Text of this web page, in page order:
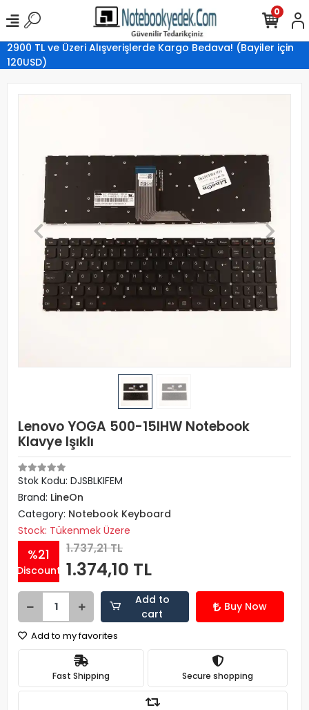
2900 TL ve Üzeri Alışverişlerde Kargo Bedava! (Bayiler için
120USD)
0
Lenovo YOGA 500-15IHW Notebook
Klavye Işıklı
Stok Kodu: DJSBLKIFEM
Brand: LineOn
Category: Notebook Keyboard
Stock: Tükenmek Üzere
%21
Discount
1.737,21 TL
1.374,10 TL
Add to
cart
Buy Now
Add to my favorites
Fast Shipping Secure shopping